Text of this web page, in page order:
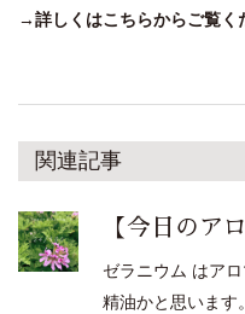
→詳しくはこちらからご覧く
関連記事
【今日のア
ゼラニウム はア
精油かと思います